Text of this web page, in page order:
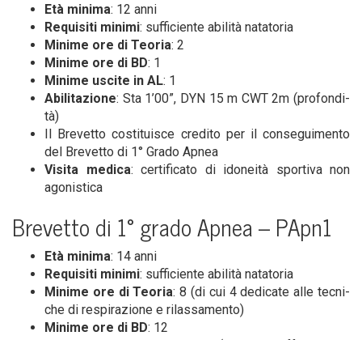
Età mini­ma: 12 anni
Requi­si­ti mini­mi: suf­fi­cien­te abi­li­tà natatoria
Mini­me ore di Teo­ria: 2
Mini­me ore di BD: 1
Mini­me usci­te in AL: 1
Abi­li­ta­zio­ne: Sta 1’00”, DYN 15 m CWT 2m (pro­fon­di­
tà)
Il Bre­vet­to costi­tui­sce cre­di­to per il con­se­gui­men­to
del Bre­vet­to di 1° Gra­do Apnea
Visi­ta medi­ca: cer­ti­fi­ca­to di ido­nei­tà spor­ti­va non
agonistica
Bre­vet­to di 1° gra­do Apnea – PApn1
Età mini­ma: 14 anni
Requi­si­ti mini­mi: suf­fi­cien­te abi­li­tà natatoria
Mini­me ore di Teo­ria: 8 (di cui 4 dedi­ca­te alle tec­ni­
che di respi­ra­zio­ne e rilassamento)
Mini­me ore di BD: 12